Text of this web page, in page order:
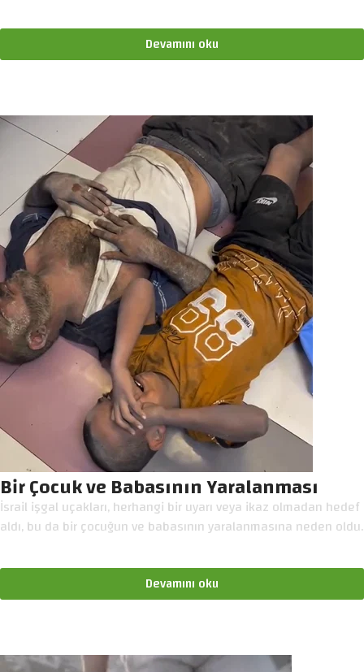
Devamını oku
Bir Çocuk ve Babasının Yaralanması
İsrail işgal uçakları, herhangi bir uyarı veya ikaz olmadan hedef
aldı, bu da bir çocuğun ve babasının yaralanmasına neden oldu.
Devamını oku